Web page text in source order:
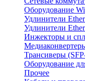
Оборудование
Удлинители
Удлинители
Инжекторы и
Трансиверы
Оборудование
Прочее